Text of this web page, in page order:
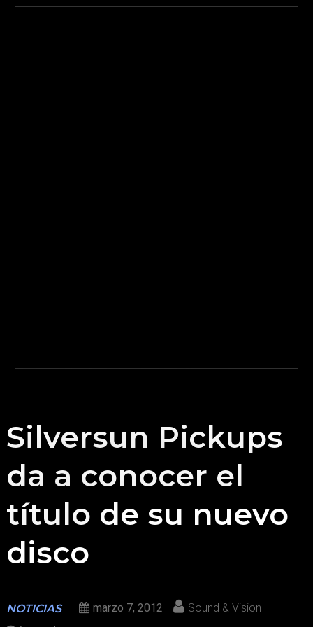
Silversun Pickups
da a conocer el
título de su nuevo
disco
NOTICIAS marzo 7, 2012 Sound & Vision